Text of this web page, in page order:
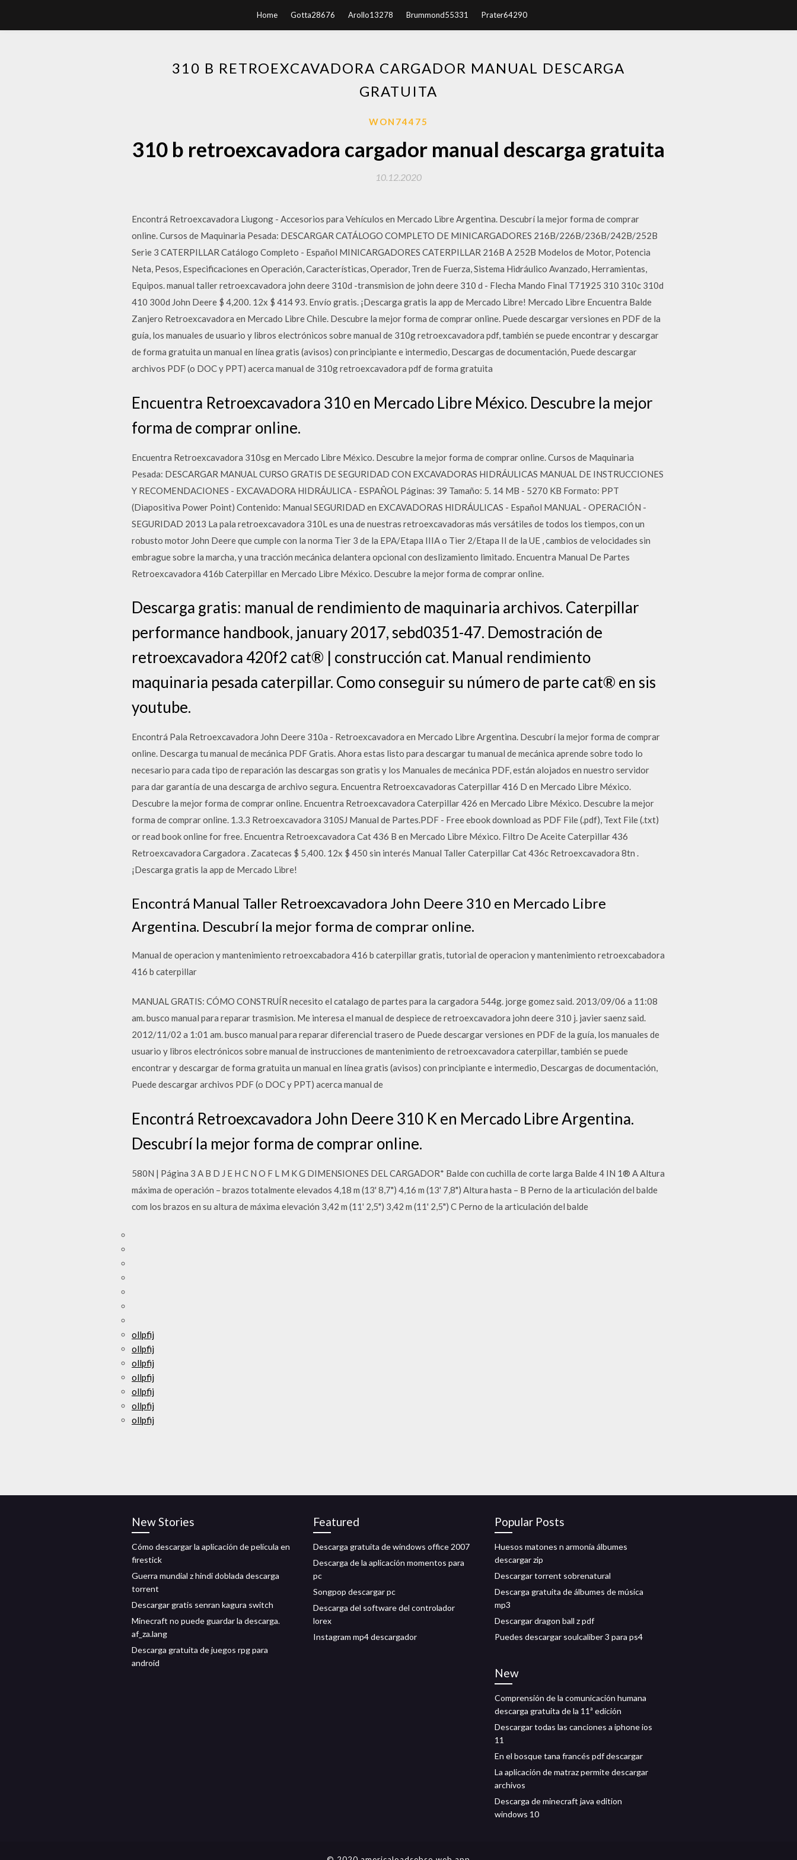
Home Gotta28676 Arollo13278 Brummond55331 Prater64290
310 B RETROEXCAVADORA CARGADOR MANUAL DESCARGA
GRATUITA
WON74475
310 b retroexcavadora cargador manual descarga gratuita
10.12.2020
Encontrá Retroexcavadora Liugong - Accesorios para Vehículos en Mercado Libre Argentina. Descubrí la mejor forma de comprar
online. Cursos de Maquinaria Pesada: DESCARGAR CATÁLOGO COMPLETO DE MINICARGADORES 216B/226B/236B/242B/252B
Serie 3 CATERPILLAR Catálogo Completo - Español MINICARGADORES CATERPILLAR 216B A 252B Modelos de Motor, Potencia
Neta, Pesos, Especificaciones en Operación, Características, Operador, Tren de Fuerza, Sistema Hidráulico Avanzado, Herramientas,
Equipos. manual taller retroexcavadora john deere 310d -transmision de john deere 310 d - Flecha Mando Final T71925 310 310c 310d
410 300d John Deere $ 4,200. 12x $ 414 93. Envío gratis. ¡Descarga gratis la app de Mercado Libre! Mercado Libre Encuentra Balde
Zanjero Retroexcavadora en Mercado Libre Chile. Descubre la mejor forma de comprar online. Puede descargar versiones en PDF de la
guía, los manuales de usuario y libros electrónicos sobre manual de 310g retroexcavadora pdf, también se puede encontrar y descargar
de forma gratuita un manual en línea gratis (avisos) con principiante e intermedio, Descargas de documentación, Puede descargar
archivos PDF (o DOC y PPT) acerca manual de 310g retroexcavadora pdf de forma gratuita
Encuentra Retroexcavadora 310 en Mercado Libre México. Descubre la mejor
forma de comprar online.
Encuentra Retroexcavadora 310sg en Mercado Libre México. Descubre la mejor forma de comprar online. Cursos de Maquinaria
Pesada: DESCARGAR MANUAL CURSO GRATIS DE SEGURIDAD CON EXCAVADORAS HIDRÁULICAS MANUAL DE INSTRUCCIONES
Y RECOMENDACIONES - EXCAVADORA HIDRÁULICA - ESPAÑOL Páginas: 39 Tamaño: 5. 14 MB - 5270 KB Formato: PPT
(Diapositiva Power Point) Contenido: Manual SEGURIDAD en EXCAVADORAS HIDRÁULICAS - Español MANUAL - OPERACIÓN -
SEGURIDAD 2013 La pala retroexcavadora 310L es una de nuestras retroexcavadoras más versátiles de todos los tiempos, con un
robusto motor John Deere que cumple con la norma Tier 3 de la EPA/Etapa IIIA o Tier 2/Etapa II de la UE , cambios de velocidades sin
embrague sobre la marcha, y una tracción mecánica delantera opcional con deslizamiento limitado. Encuentra Manual De Partes
Retroexcavadora 416b Caterpillar en Mercado Libre México. Descubre la mejor forma de comprar online.
Descarga gratis: manual de rendimiento de maquinaria archivos. Caterpillar
performance handbook, january 2017, sebd0351-47. Demostración de
retroexcavadora 420f2 cat® | construcción cat. Manual rendimiento
maquinaria pesada caterpillar. Como conseguir su número de parte cat® en sis
youtube.
Encontrá Pala Retroexcavadora John Deere 310a - Retroexcavadora en Mercado Libre Argentina. Descubrí la mejor forma de comprar
online. Descarga tu manual de mecánica PDF Gratis. Ahora estas listo para descargar tu manual de mecánica aprende sobre todo lo
necesario para cada tipo de reparación las descargas son gratis y los Manuales de mecánica PDF, están alojados en nuestro servidor
para dar garantía de una descarga de archivo segura. Encuentra Retroexcavadoras Caterpillar 416 D en Mercado Libre México.
Descubre la mejor forma de comprar online. Encuentra Retroexcavadora Caterpillar 426 en Mercado Libre México. Descubre la mejor
forma de comprar online. 1.3.3 Retroexcavadora 310SJ Manual de Partes.PDF - Free ebook download as PDF File (.pdf), Text File (.txt)
or read book online for free. Encuentra Retroexcavadora Cat 436 B en Mercado Libre México. Filtro De Aceite Caterpillar 436
Retroexcavadora Cargadora . Zacatecas $ 5,400. 12x $ 450 sin interés Manual Taller Caterpillar Cat 436c Retroexcavadora 8tn .
¡Descarga gratis la app de Mercado Libre!
Encontrá Manual Taller Retroexcavadora John Deere 310 en Mercado Libre
Argentina. Descubrí la mejor forma de comprar online.
Manual de operacion y mantenimiento retroexcabadora 416 b caterpillar gratis, tutorial de operacion y mantenimiento retroexcabadora
416 b caterpillar
MANUAL GRATIS: CÓMO CONSTRUÍR necesito el catalago de partes para la cargadora 544g. jorge gomez said. 2013/09/06 a 11:08
am. busco manual para reparar trasmision. Me interesa el manual de despiece de retroexcavadora john deere 310 j. javier saenz said.
2012/11/02 a 1:01 am. busco manual para reparar diferencial trasero de Puede descargar versiones en PDF de la guía, los manuales de
usuario y libros electrónicos sobre manual de instrucciones de mantenimiento de retroexcavadora caterpillar, también se puede
encontrar y descargar de forma gratuita un manual en línea gratis (avisos) con principiante e intermedio, Descargas de documentación,
Puede descargar archivos PDF (o DOC y PPT) acerca manual de
Encontrá Retroexcavadora John Deere 310 K en Mercado Libre Argentina.
Descubrí la mejor forma de comprar online.
580N | Página 3 A B D J E H C N O F L M K G DIMENSIONES DEL CARGADOR* Balde con cuchilla de corte larga Balde 4 IN 1® A Altura
máxima de operación – brazos totalmente elevados 4,18 m (13' 8,7") 4,16 m (13' 7,8") Altura hasta – B Perno de la articulación del balde
com los brazos en su altura de máxima elevación 3,42 m (11' 2,5") 3,42 m (11' 2,5") C Perno de la articulación del balde
ollpfij
ollpfij
ollpfij
ollpfij
ollpfij
ollpfij
ollpfij
New Stories
Cómo descargar la aplicación de película en
firestick
Guerra mundial z hindi doblada descarga
torrent
Descargar gratis senran kagura switch
Minecraft no puede guardar la descarga.
af_za.lang
Descarga gratuita de juegos rpg para
android
Featured
Descarga gratuita de windows office 2007
Descarga de la aplicación momentos para
pc
Songpop descargar pc
Descarga del software del controlador
lorex
Instagram mp4 descargador
Popular Posts
Huesos matones n armonía álbumes
descargar zip
Descargar torrent sobrenatural
Descarga gratuita de álbumes de música
mp3
Descargar dragon ball z pdf
Puedes descargar soulcaliber 3 para ps4
New
Comprensión de la comunicación humana
descarga gratuita de la 11ª edición
Descargar todas las canciones a iphone ios
11
En el bosque tana francés pdf descargar
La aplicación de matraz permite descargar
archivos
Descarga de minecraft java edition
windows 10